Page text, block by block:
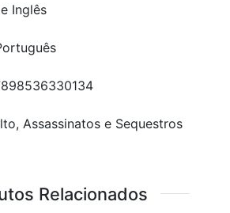
Inglês
Assassinatos e Sequestros
Relacionados